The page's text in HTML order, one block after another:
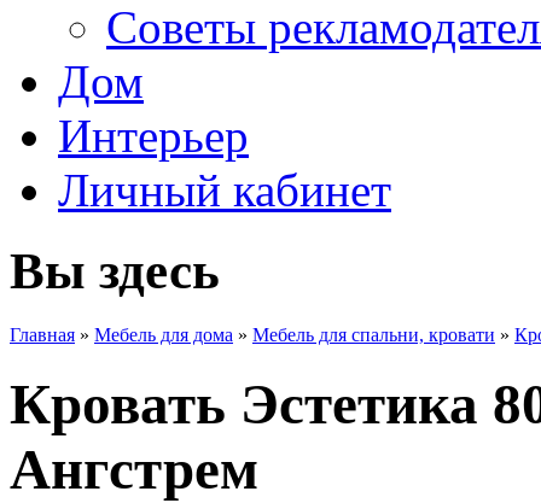
Советы
Дом
Интерьер
Личный кабинет
Вы здесь
Главная » Мебель для дома » Мебель для спальни, кровати »
Кровать Эстетика
Ангстрем